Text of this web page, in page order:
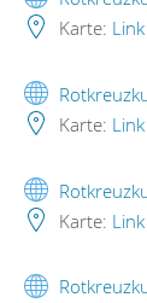
Karte:
Karte:
Karte: